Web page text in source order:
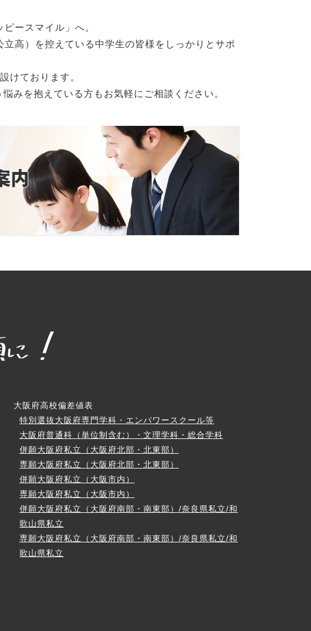
ースマイル」へ。
立高）を控えている 中学生の皆様をしっかりとサポ
けております。
みを抱えている方もお気軽にご相談ください。
大阪府高校偏差値表
特別選抜大阪府専門学科・エンパワースクール等
大阪府普通科（単位制含む）・文理学科・総合学科
併願大阪府私立（大阪府北部・北東部）
専願大阪府私立（大阪府北部・北東部）
併願大阪府私立（大阪市内）
専願大阪府私立（大阪市内）
併願大阪府私立（大阪府南部・南東部）/奈良県私立/和
歌山県私立
専願大阪府私立（大阪府南部・南東部）/奈良県私立/和
歌山県私立